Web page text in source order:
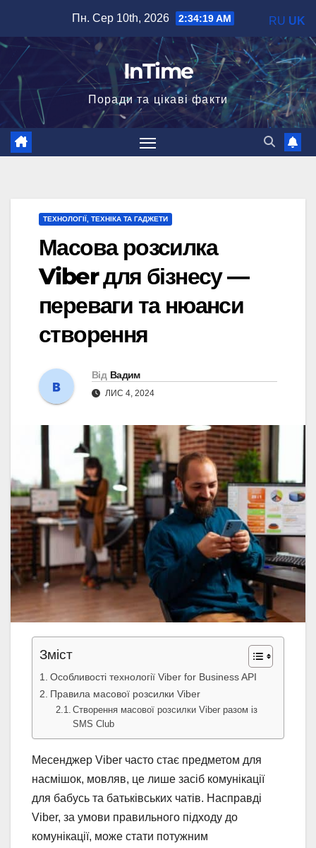
вмісту
Пн. Сер 10th, 2026 2:34:20 AM
InTime
Поради та цікаві факти
ТЕХНОЛОГІЇ, ТЕХНІКА ТА ГАДЖЕТИ
Масова розсилка
Viber для бізнесу —
переваги та нюанси
створення
Від Вадим
ЛИС 4, 2024
Зміст
Особливості технології Viber for Business API
Правила масової розсилки Viber
Створення масової розсилки Viber разом із
SMS Club
Месенджер Viber часто стає предметом для
насмішок, мовляв, це лише засіб комунікації
для бабусь та батьківських чатів. Насправді
Viber, за умови правильного підходу до
комунікації, може стати потужним
RU UK